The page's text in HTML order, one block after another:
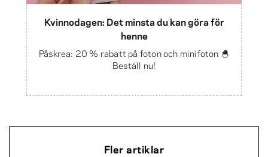
Kvinnodagen: Det minsta du kan göra för
henne
Påskrea: 20 % rabatt på foton och minifoton 🐣
Beställ nu!
Fler artiklar